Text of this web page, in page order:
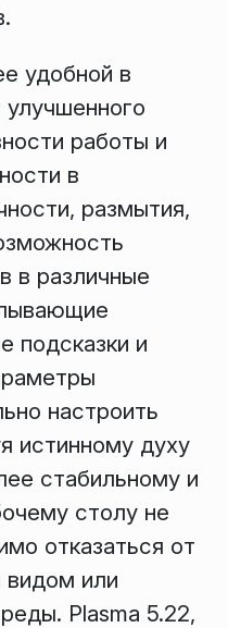
удобной в
улучшенного
работы и
в
размытия,
в различные
подсказки и
настроить
истинному духу
стабильному и
столу не
отказаться от
видом или
Plasma 5.22,